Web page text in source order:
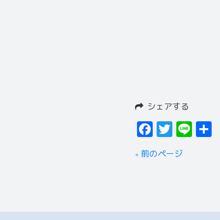
シェアする
Facebook
Twitter
Line
« 前のページ